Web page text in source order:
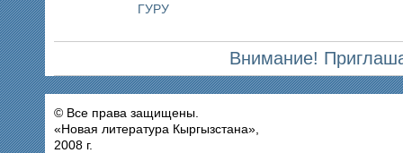
ГУРУ
Внимание!
© Все права защищены.
«Новая литература Кыргызстана»,
2008 г.